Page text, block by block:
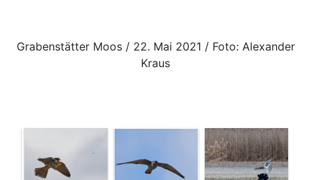
Grabenstätter Moos / 22. Mai 2021 / Foto: Alexander
Kraus